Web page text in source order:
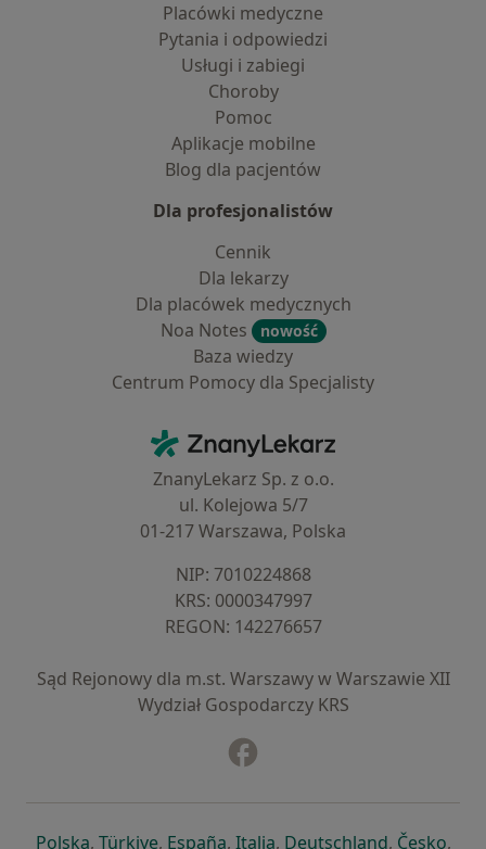
Placówki medyczne
Pytania i odpowiedzi
Usługi i zabiegi
Choroby
Pomoc
Aplikacje mobilne
Blog dla pacjentów
Dla profesjonalistów
Cennik
Dla lekarzy
Dla placówek medycznych
Noa Notes
nowość
Baza wiedzy
Centrum Pomocy dla Specjalisty
ZnanyLekarz - Strona główna
ZnanyLekarz Sp. z o.o.
ul. Kolejowa 5/7
01-217 Warszawa, Polska
NIP: ⁠7010224868
KRS: ⁠0000347997
REGON: ⁠142276657
Sąd Rejonowy dla m.st. Warszawy w Warszawie XII
Wydział Gospodarczy KRS
Polskaotwiera się w nowej karcie
, Türkiyeotwiera się w nowej karcie
, Españaotwiera się w nowej karcie
, Italiaotwiera się w nowej
, Deutschlandotwiera się
, Česko,